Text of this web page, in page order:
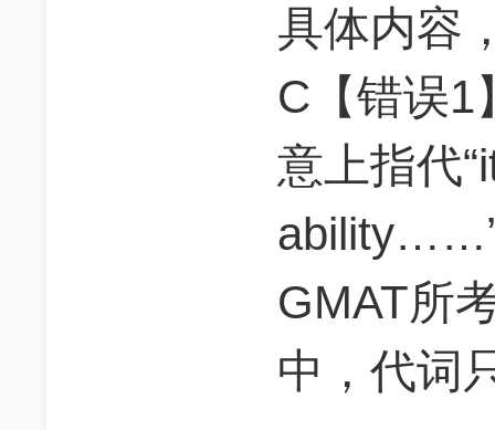
具体内容
C【错误1
意上指代
GMAT所
中，代词